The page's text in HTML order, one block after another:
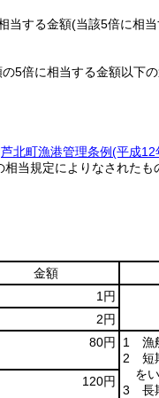
当する金額(当該5倍に相
5倍に相当する金額以下の
芦北町漁港管理条例(平成12
当規定によりなされた
金額
1円
2円
80円
1 漁
2 短
を
3 長
120円